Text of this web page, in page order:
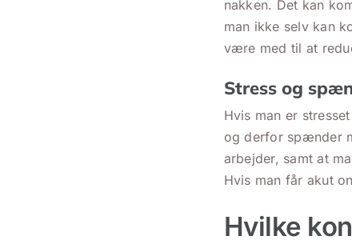
nakken. Det kan
man ikke selv kan
være med til at
Stress og
Hvis man er
og derfor spænder
arbejder, samt at
Hvis man får akut
Hvilke